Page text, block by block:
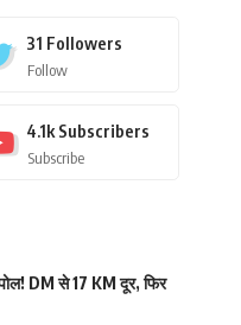
31 Followers
Follow
4.1k Subscribers
Subscribe
DM से 17 KM दूर, फिर